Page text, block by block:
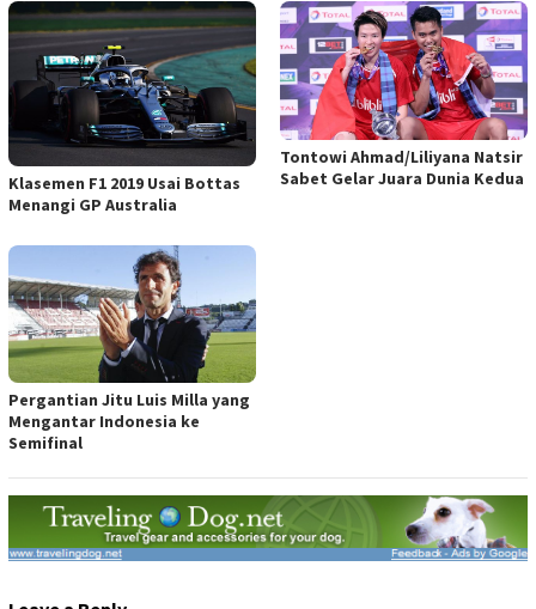
Klasemen F1 2019 Usai Bottas
Menangi GP Australia
Tontowi Ahmad/Liliyana Natsir
Sabet Gelar Juara Dunia Kedua
Pergantian Jitu Luis Milla yang
Mengantar Indonesia ke
Semifinal